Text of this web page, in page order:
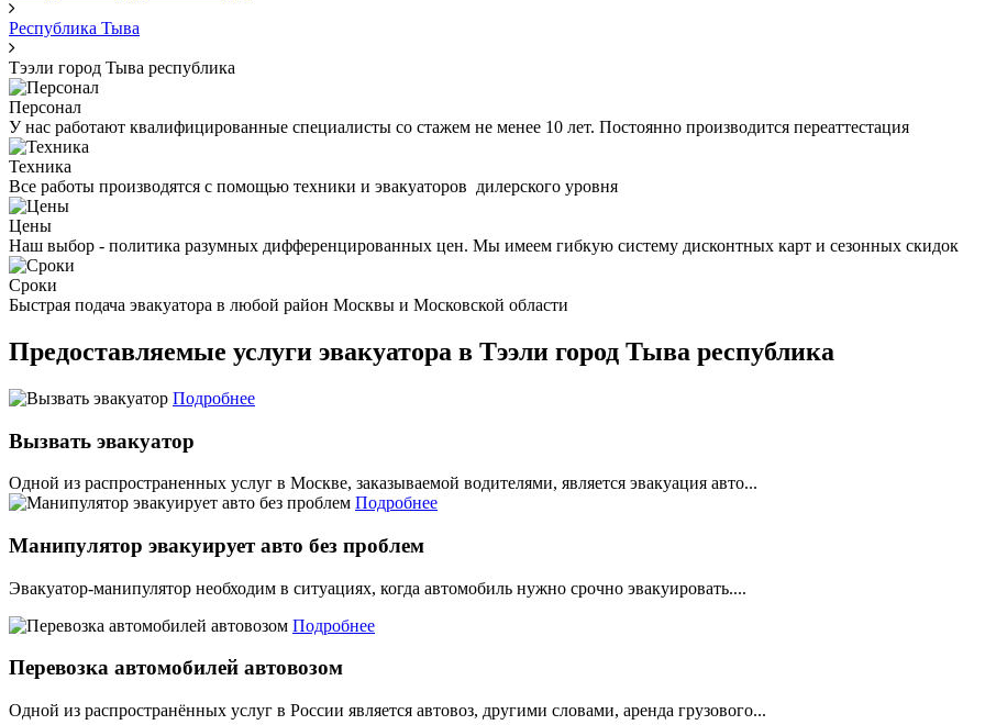
Республика Тыва
Тээли город Тыва республика
Персонал
У нас работают квалифицированные специалисты со стажем не менее 10 лет. Постоянно производится переаттестация
Техника
Все работы производятся с помощью техники и эвакуаторов дилерского уровня
Цены
Наш выбор - политика разумных дифференцированных цен. Мы имеем гибкую систему дисконтных карт и сезонных скидок
Сроки
Быстрая подача эвакуатора в любой район Москвы и Московской области
Предоставляемые услуги эвакуатора в Тээли город Тыва республика
Подробнее
Вызвать эвакуатор
Одной из распространенных услуг в Москве, заказываемой водителями, является эвакуация авто...
Подробнее
Манипулятор эвакуирует авто без проблем
Эвакуатор-манипулятор необходим в ситуациях, когда автомобиль нужно срочно эвакуировать....
Подробнее
Перевозка автомобилей автовозом
Одной из распространённых услуг в России является автовоз, другими словами, аренда грузового...